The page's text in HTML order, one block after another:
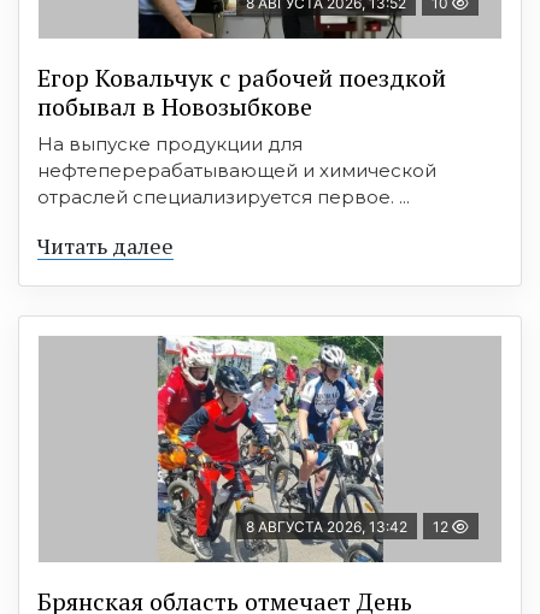
Егор Ковальчук с рабочей поездкой
побывал в Новозыбкове
На выпуске продукции для
нефтеперерабатывающей и химической
отраслей специализируется первое. ...
Читать далее
8 АВГУСТА 2026, 13:42 12
Брянская область отмечает День